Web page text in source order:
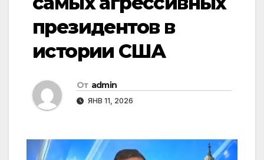
президентов в
истории США
От admin
ЯНВ 11, 2026